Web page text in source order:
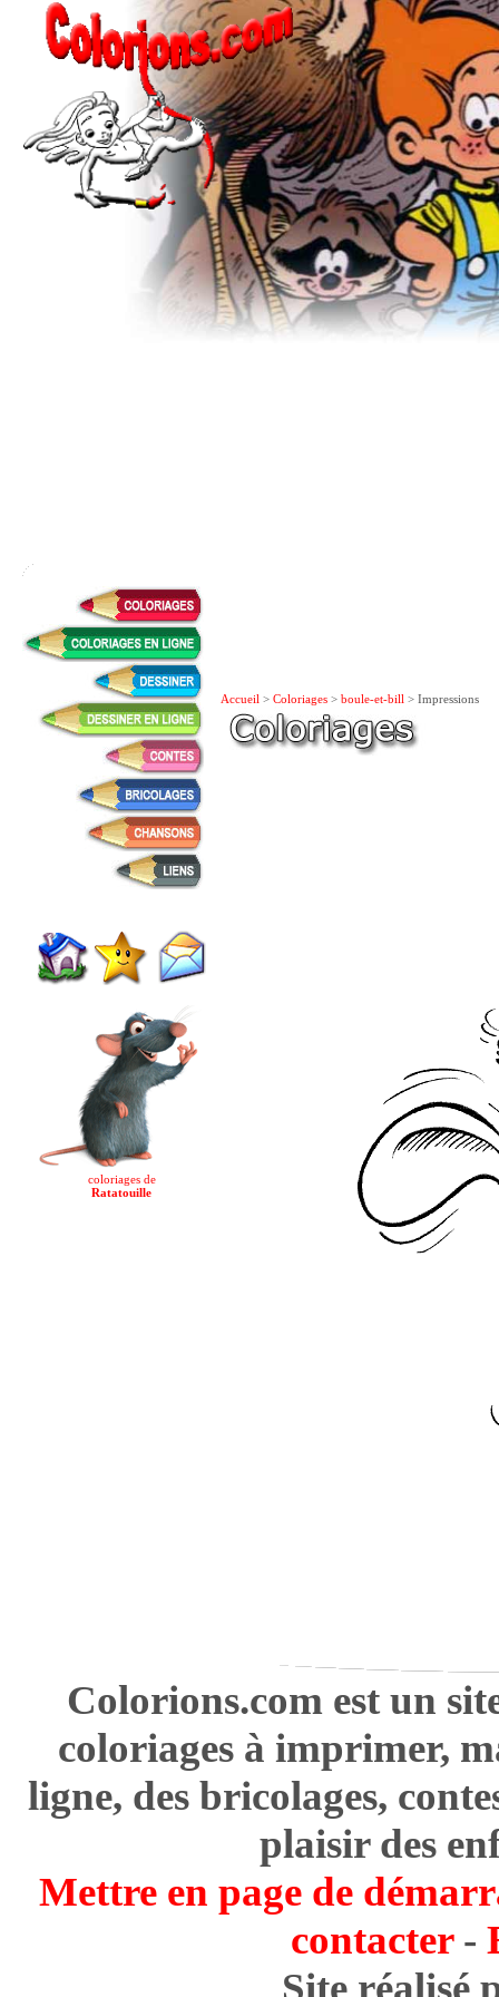
coloriages de
Ratatouille
Accueil > Coloriages > boule-et-bill > Impressions
Colorions.com est un
coloriages à imprimer,
ligne, des bricolages,
plaisir des
Mettre en page de
contacter-
Site réalisé